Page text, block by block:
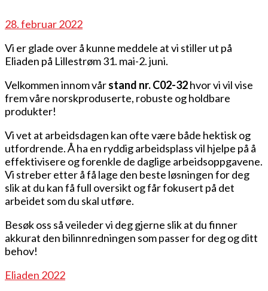
28. februar 2022
Vi er glade over å kunne meddele at vi stiller ut på
Eliaden på Lillestrøm 31. mai-2. juni.
Velkommen innom vårstand nr. C02-32hvor vi vil vise
frem våre norskproduserte, robuste og holdbare
produkter!
Vi vet at arbeidsdagen kan ofte være både hektisk og
utfordrende. Å ha en ryddig arbeidsplass vil hjelpe på å
effektivisere og forenkle de daglige arbeidsoppgavene.
Vi streber etter å få lage den beste løsningen for deg
slik at du kan få full oversikt og får fokusert på det
arbeidet som du skal utføre.
Besøk oss så veileder vi deg gjerne slik at du finner
akkurat den bilinnredningen som passer for deg og ditt
behov!
Eliaden 2022